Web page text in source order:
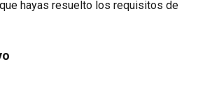
hayas resuelto los requisitos de